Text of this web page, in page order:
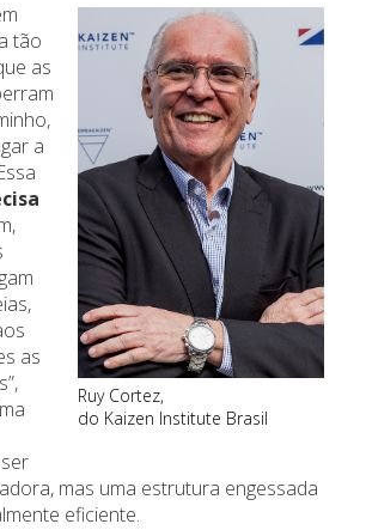
Ruy Cortez,
do Kaizen Institute Brasil
tão
as
a
as
mas uma estrutura engessada
eficiente.